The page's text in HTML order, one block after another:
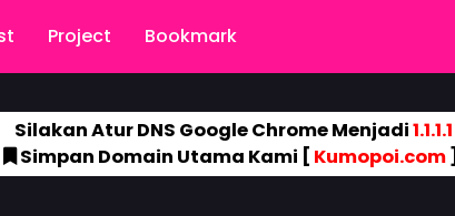
Project Bookmark
Silakan Atur DNS Google Chrome Menjadi1.1.1.1
Simpan Domain Utama Kami [ Kumopoi.com]